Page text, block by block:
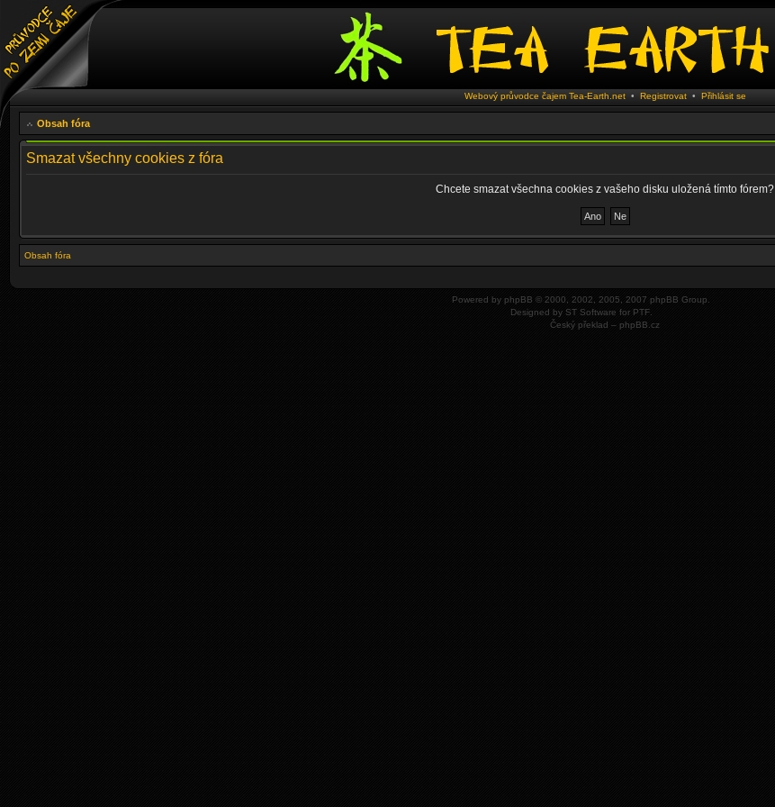
Webový průvodce čajem Tea-Earth.net• Registrovat • Přihlásit se
Obsah fóra
Smazat všechny cookies z fóra
Chcete smazat všechna cookies z vašeho disku uložená tímto fórem?
Obsah fóra
Powered by phpBB © 2000, 2002, 2005, 2007 phpBB Group.
Designed by ST Software for PTF.
Český překlad – phpBB.cz